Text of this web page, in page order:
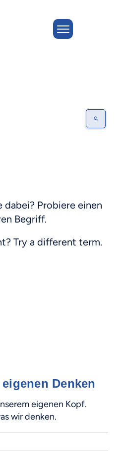
Probiere einen
Begriff.
Try a different term.
Denken
eigenen Kopf.
wir denken.